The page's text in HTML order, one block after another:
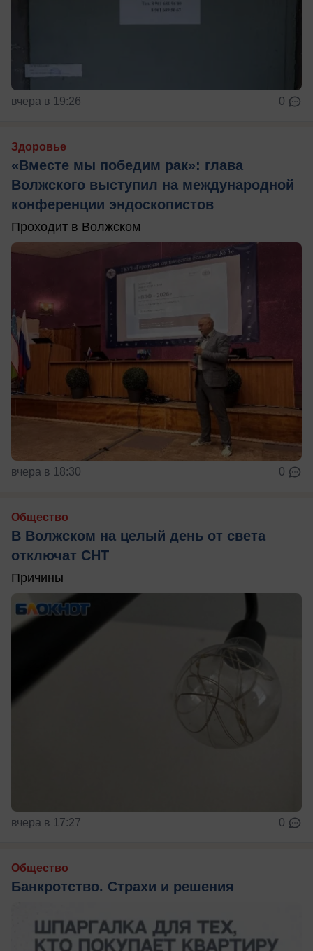
вчера в 19:26 0
Здоровье
«Вместе мы победим рак»: глава
Волжского выступил на международной
конференции эндоскопистов
Проходит в Волжском
вчера в 18:30 0
Общество
В Волжском на целый день от света
отключат СНТ
Причины
вчера в 17:27 0
Общество
Банкротство. Страхи и решения